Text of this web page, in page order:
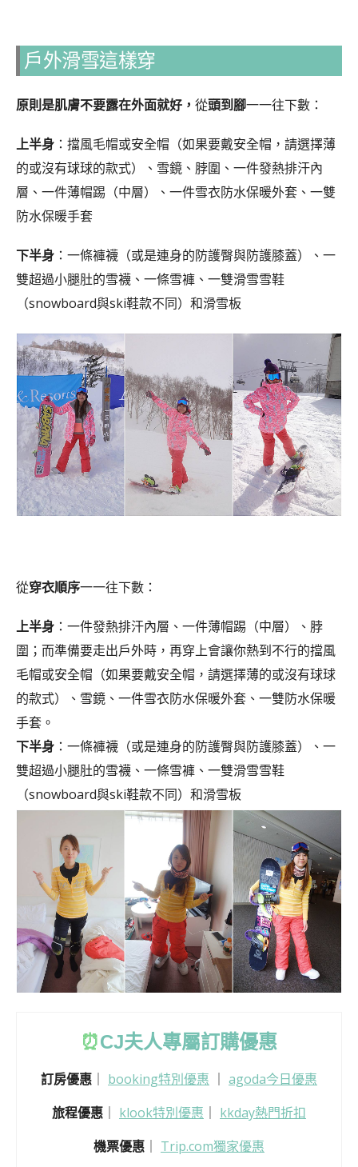
戶外滑雪這樣穿
原則是肌膚不要露在外面就好， 從頭到腳一一往下數：
上半身 ：擋風毛帽或安全帽（如果要戴安全帽，請選擇薄
的或沒有球球的款式）、雪鏡、脖圍、一件發熱排汗內
層、一件薄帽踢（中層）、一件雪衣防水保暖外套、一雙
防水保暖手套
下半身 ：一條褲襪（或是連身的防護臀與防護膝蓋）、一
雙超過小腿肚的雪襪、一條雪褲、一雙滑雪雪鞋
（snowboard與ski鞋款不同）和滑雪板
從穿衣順序一一往下數：
上半身 ：一件發熱排汗內層、一件薄帽踢（中層）、脖
圍；而準備要走出戶外時，再穿上會讓你熱到不行的擋風
毛帽或安全帽（如果要戴安全帽，請選擇薄的或沒有球球
的款式）、雪鏡、一件雪衣防水保暖外套、一雙防水保暖
手套。
下半身 ：一條褲襪（或是連身的防護臀與防護膝蓋）、一
雙超過小腿肚的雪襪、一條雪褲、一雙滑雪雪鞋
（snowboard與ski鞋款不同）和滑雪板
⏰CJ夫人專屬訂購優惠
訂房優惠 booking特別優惠
agoda今日優惠
旅程優惠
klook特別優惠
kkday熱門折扣
機票優惠 ｜ Trip.com獨家優惠